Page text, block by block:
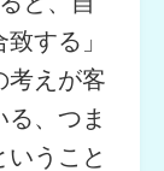
する」
考えが客
、つま
いうこと